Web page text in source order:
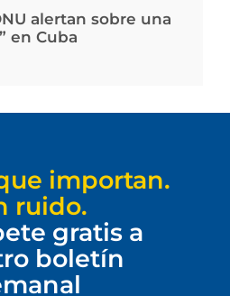
alertan sobre una
en Cuba
importan.
ruido.
gratis a
boletín